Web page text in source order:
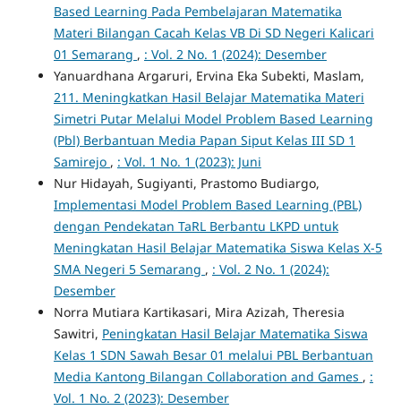
Based Learning Pada Pembelajaran Matematika
Materi Bilangan Cacah Kelas VB Di SD Negeri Kalicari
01 Semarang , : Vol. 2 No. 1 (2024): Desember
Yanuardhana Argaruri, Ervina Eka Subekti, Maslam,
211. Meningkatkan Hasil Belajar Matematika Materi
Simetri Putar Melalui Model Problem Based Learning
(Pbl) Berbantuan Media Papan Siput Kelas III SD 1
Samirejo , : Vol. 1 No. 1 (2023): Juni
Nur Hidayah, Sugiyanti, Prastomo Budiargo,
Implementasi Model Problem Based Learning (PBL)
dengan Pendekatan TaRL Berbantu LKPD untuk
Meningkatan Hasil Belajar Matematika Siswa Kelas X-5
SMA Negeri 5 Semarang , : Vol. 2 No. 1 (2024):
Desember
Norra Mutiara Kartikasari, Mira Azizah, Theresia
Sawitri, Peningkatan Hasil Belajar Matematika Siswa
Kelas 1 SDN Sawah Besar 01 melalui PBL Berbantuan
Media Kantong Bilangan Collaboration and Games , :
Vol. 1 No. 2 (2023): Desember